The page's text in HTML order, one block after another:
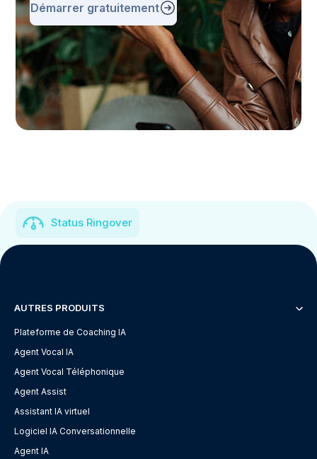
Démarrer gratuitement
Status Ringover
AUTRES PRODUITS
Plateforme de Coaching IA
Agent Vocal IA
Agent Vocal Téléphonique
Agent Assist
Assistant IA virtuel
Logiciel IA Conversationnelle
Agent IA